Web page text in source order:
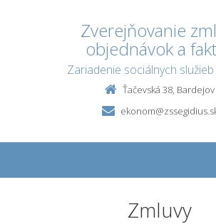
Zverejňovanie
objednávok a
Zariadenie sociálnych služieb
Ťačevská 38, Bardejov
Zmluvy